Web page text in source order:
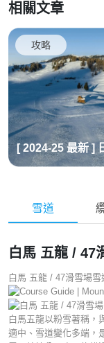
相關文章
攻略
[ 2024-25 最新 ]
雪道
白馬 五龍 / 47
白馬 五龍 / 47滑雪場雪
白馬五龍以粉雪著稱，
適中、雪道變化多端，